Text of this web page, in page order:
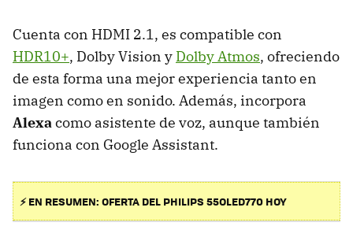
Cuenta con HDMI 2.1, es compatible con
HDR10+, Dolby Vision y Dolby Atmos, ofreciendo
de esta forma una mejor experiencia tanto en
imagen como en sonido. Además, incorpora
Alexacomo asistente de voz, aunque también
funciona con Google Assistant.
⚡ EN RESUMEN: OFERTA DEL PHILIPS 55OLED770 HOY